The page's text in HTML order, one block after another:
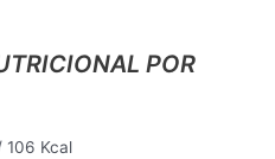
POR
106 Kcal